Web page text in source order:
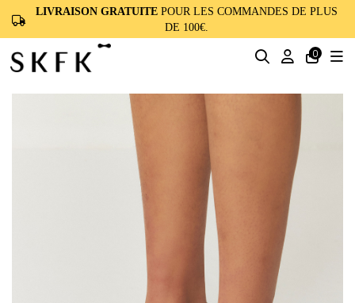
LIVRAISON GRATUITE POUR LES COMMANDES DE PLUS
DE 100€.
0